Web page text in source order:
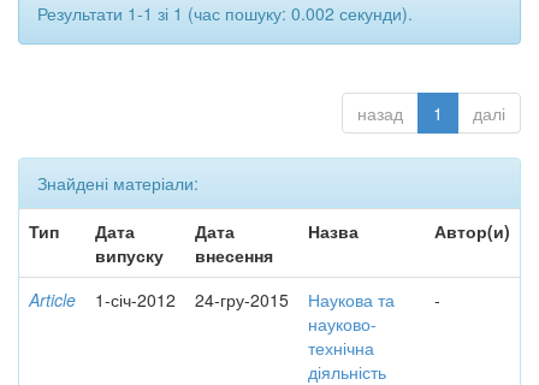
Результати 1-1 зі 1 (час пошуку: 0.002 секунди).
назад 1 далі
Знайдені матеріали:
Тип
Дата
випуску
Дата
внесення
Назва Автор(и)
Article 1-січ-2012 24-гру-2015
Наукова та
науково-
технічна
діяльність
-